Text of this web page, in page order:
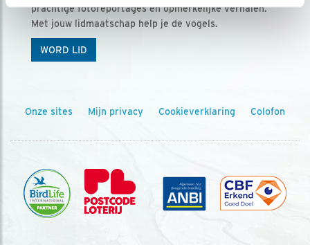
prachtige fotoreportages en opmerkelijke verhalen.
Met jouw lidmaatschap help je de vogels.
WORD LID
Onze sites Mijn privacy Cookieverklaring Colofon